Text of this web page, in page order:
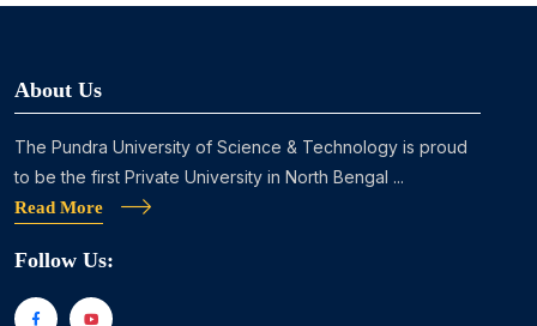
About Us
The Pundra University of Science & Technology is proud
to be the first Private University in North Bengal ...
Read More
Follow Us: